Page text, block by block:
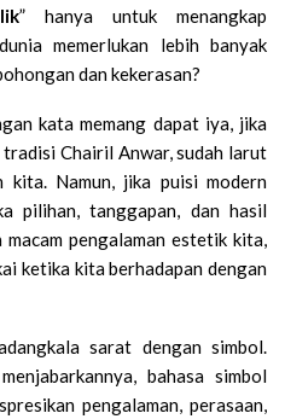
” hanya untuk menangkap
memerlukan lebih banyak
dan kekerasan?
kata memang dapat iya, jika
Chairil Anwar, sudah larut
kita. Namun, jika puisi modern
pilihan, tanggapan, dan hasil
pengalaman estetik kita,
ketika kita berhadapan dengan
sarat dengan simbol.
menjabarkannya, bahasa simbol
pengalaman, perasaan,